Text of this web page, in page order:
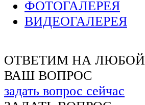
ФОТОГАЛЕРЕЯ
ВИДЕОГАЛЕРЕЯ
ОТВЕТИМ НА ЛЮБОЙ
ВАШ ВОПРОС
задать вопрос сейчас